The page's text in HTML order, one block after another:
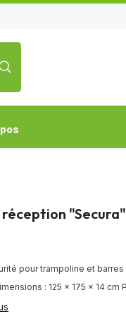
réception "Secura"
pour trampoline et
: 125 × 175 × 14 cm